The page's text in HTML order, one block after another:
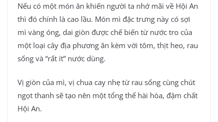
Nếu có một món ăn khiến người ta nhớ mãi về Hội An
thì đó chính là cao lầu. Món mì đặc trưng này có sợi
mì vàng óng, dai giòn được chế biến từ nước tro của
một loại cây địa phương ăn kèm với tôm, thịt heo, rau
sống và “rất ít” nước dùng.
Vị giòn của mì, vị chua cay nhẹ từ rau sống cùng chút
ngọt thanh sẽ tạo nên một tổng thể hài hòa, đậm chất
Hội An.